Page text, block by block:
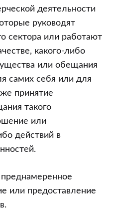
деятельности
руководят
сектора или работают
какого-либо
или обещания
самих себя или для
принятие
такого
или
действий в
или предоставление